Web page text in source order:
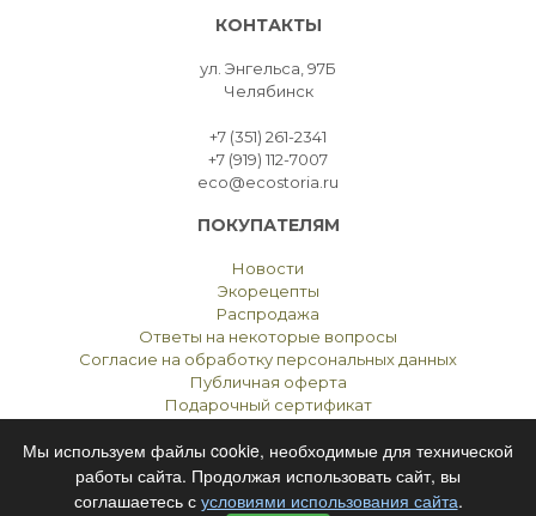
КОНТАКТЫ
ул. Энгельса, 97Б
Челябинск
+7 (351) 261-2341
+7 (919) 112-7007
eco@ecostoria.ru
ПОКУПАТЕЛЯМ
Новости
Экорецепты
Распродажа
Ответы на некоторые вопросы
Согласие на обработку персональных данных
Публичная оферта
Подарочный сертификат
ЭКОСТОРИЯЧЕЛЯБИНСК © 2021
Мы используем файлы cookie, необходимые для технической
работы сайта. Продолжая использовать сайт, вы
соглашаетесь с условиями использования сайта.